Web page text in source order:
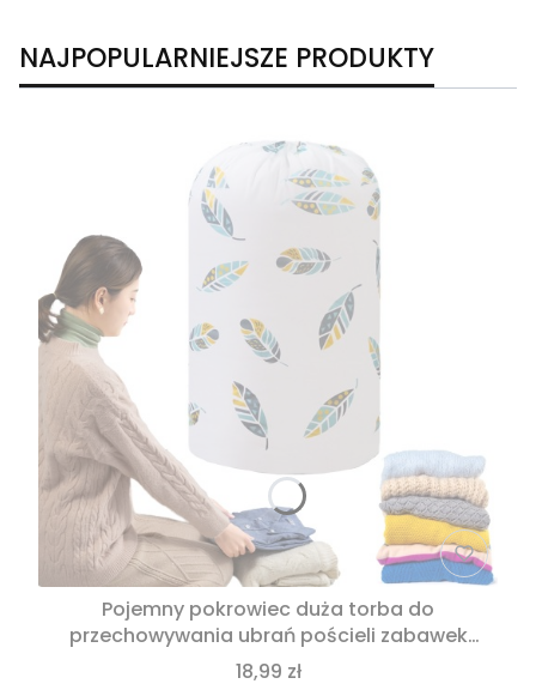
NAJPOPULARNIEJSZE PRODUKTY
Pojemny pokrowiec duża torba do
przechowywania ubrań pościeli zabawek
40x85
18,99 zł